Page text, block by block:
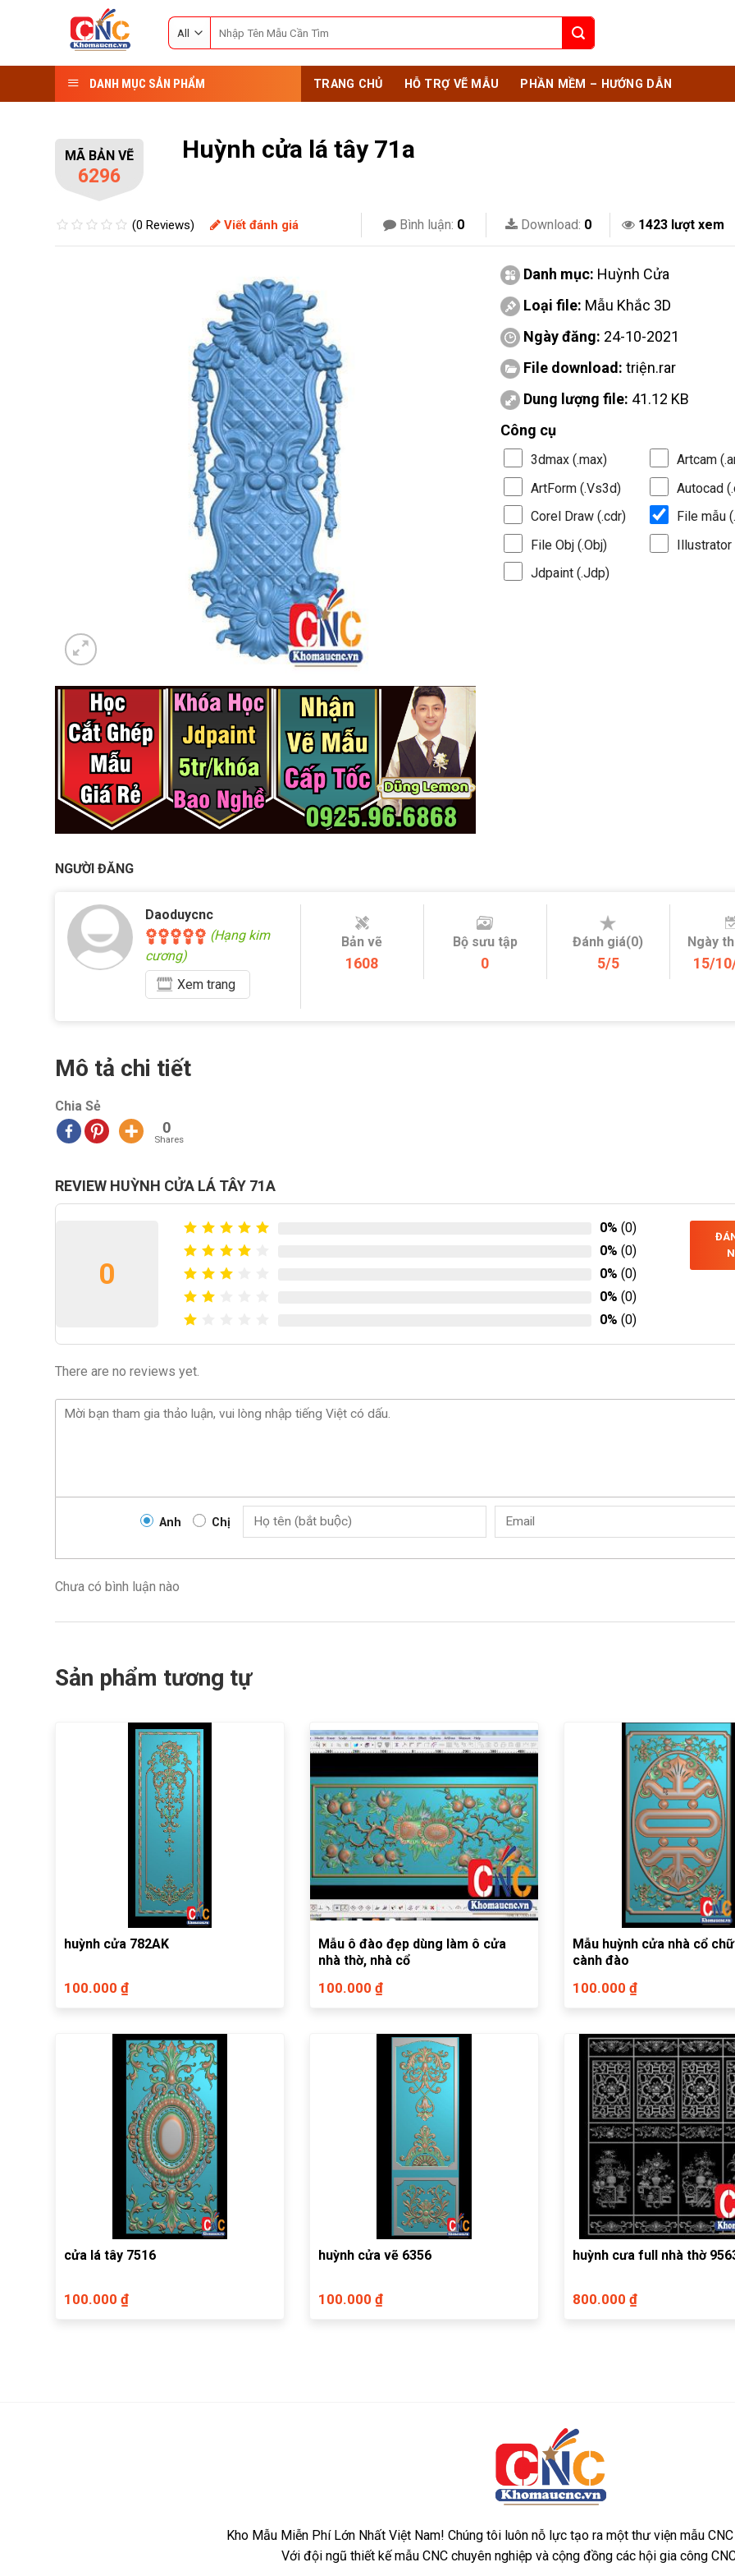
for:
DANH MỤC SẢN PHẨM TRANG CHỦ HỖ TRỢ VẼ MẪU PHẦN MỀM – HƯỚNG DẪN
MÃ BẢN VẼ
6296
Huỳnh cửa lá tây 71a
(0 Reviews) Viết đánh giá Bình luận: 0 Download: 0 1423 lượt xem
Danh mục: Huỳnh Cửa
Loại file: Mẫu Khắc 3D
Ngày đăng: 24-10-2021
File download: triện.rar
Dung lượng file: 41.12 KB
Công cụ
3dmax (.max)
Artcam
ArtForm (.Vs3d)
Autocad
Corel Draw (.cdr)
File mẫu
File Obj (.Obj)
Illustrator
Jdpaint (.Jdp)
NGƯỜI ĐĂNG
Daoduycnc
(Hạng kim
cương)
Xem trang
Bản vẽ
1608
Bộ sưu tập
0
Đánh giá(0)
5/5
Ngày
15/
Mô tả chi tiết
Chia Sẻ
0
Shares
REVIEW HUỲNH CỬA LÁ TÂY 71A
0
0% (0)
0% (0)
0% (0)
0% (0)
0% (0)
There are no reviews yet.
Anh Chị
Chưa có bình luận nào
Sản phẩm tương tự
huỳnh cửa 782AK
100.000 ₫
Mẫu ô đào đẹp dùng làm ô cửa
nhà thờ, nhà cổ
100.000 ₫
Mẫu huỳnh cửa nhà cổ
cành đào
100.000 ₫
cửa lá tây 7516
100.000 ₫
huỳnh cửa vẽ 6356
100.000 ₫
huỳnh cưa full nhà thờ
800.000 ₫
Kho Mẫu Miễn Phí Lớn Nhất Việt Nam! Chúng tôi luôn nỗ lực tạo ra một thư viện mẫu
Với đội ngũ thiết kế mẫu CNC chuyên nghiệp và cộng đồng các hội gia công